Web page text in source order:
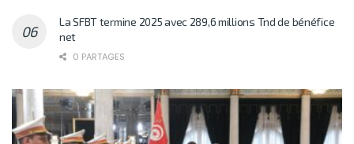
La SFBT termine 2025 avec 289,6 millions Tnd de bénéfice
net
0 PARTAGES